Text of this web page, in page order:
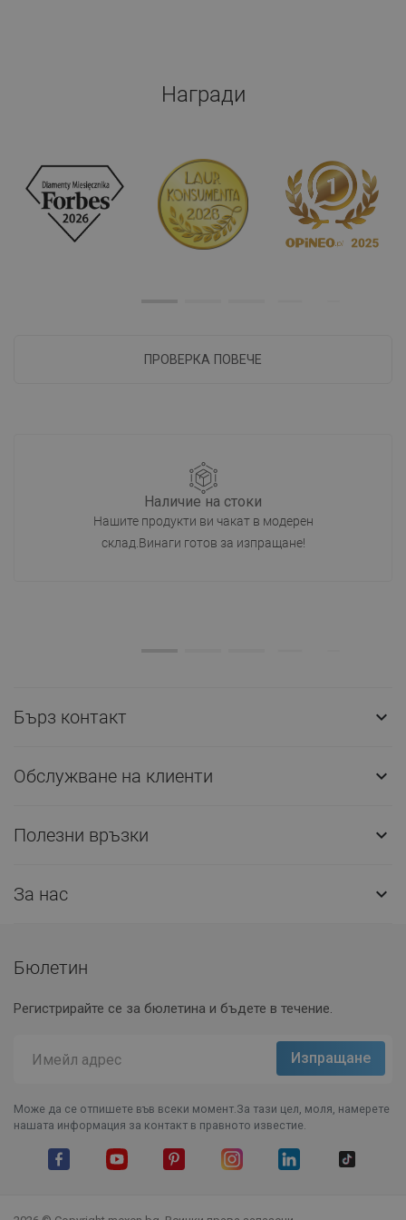
Награди
ПРОВЕРКА ПОВЕЧЕ
Наличие на стоки
Нашите продукти ви чакат в модерен
склад.Винаги готов за изпращане!
Бърз контакт 
Обслужване на клиенти 
Полезни връзки 
За нас 
Бюлетин
Регистрирайте се за бюлетина и бъдете в течение.
Може да се отпишете във всеки момент.За тази цел, моля, намерете
нашата информация за контакт в правното известие.